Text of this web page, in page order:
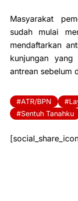
Masyarakat
sudah mulai
mendaftarkan
kunjungan
antrean sebelum
ATR/BPN
Sentuh Tanahku